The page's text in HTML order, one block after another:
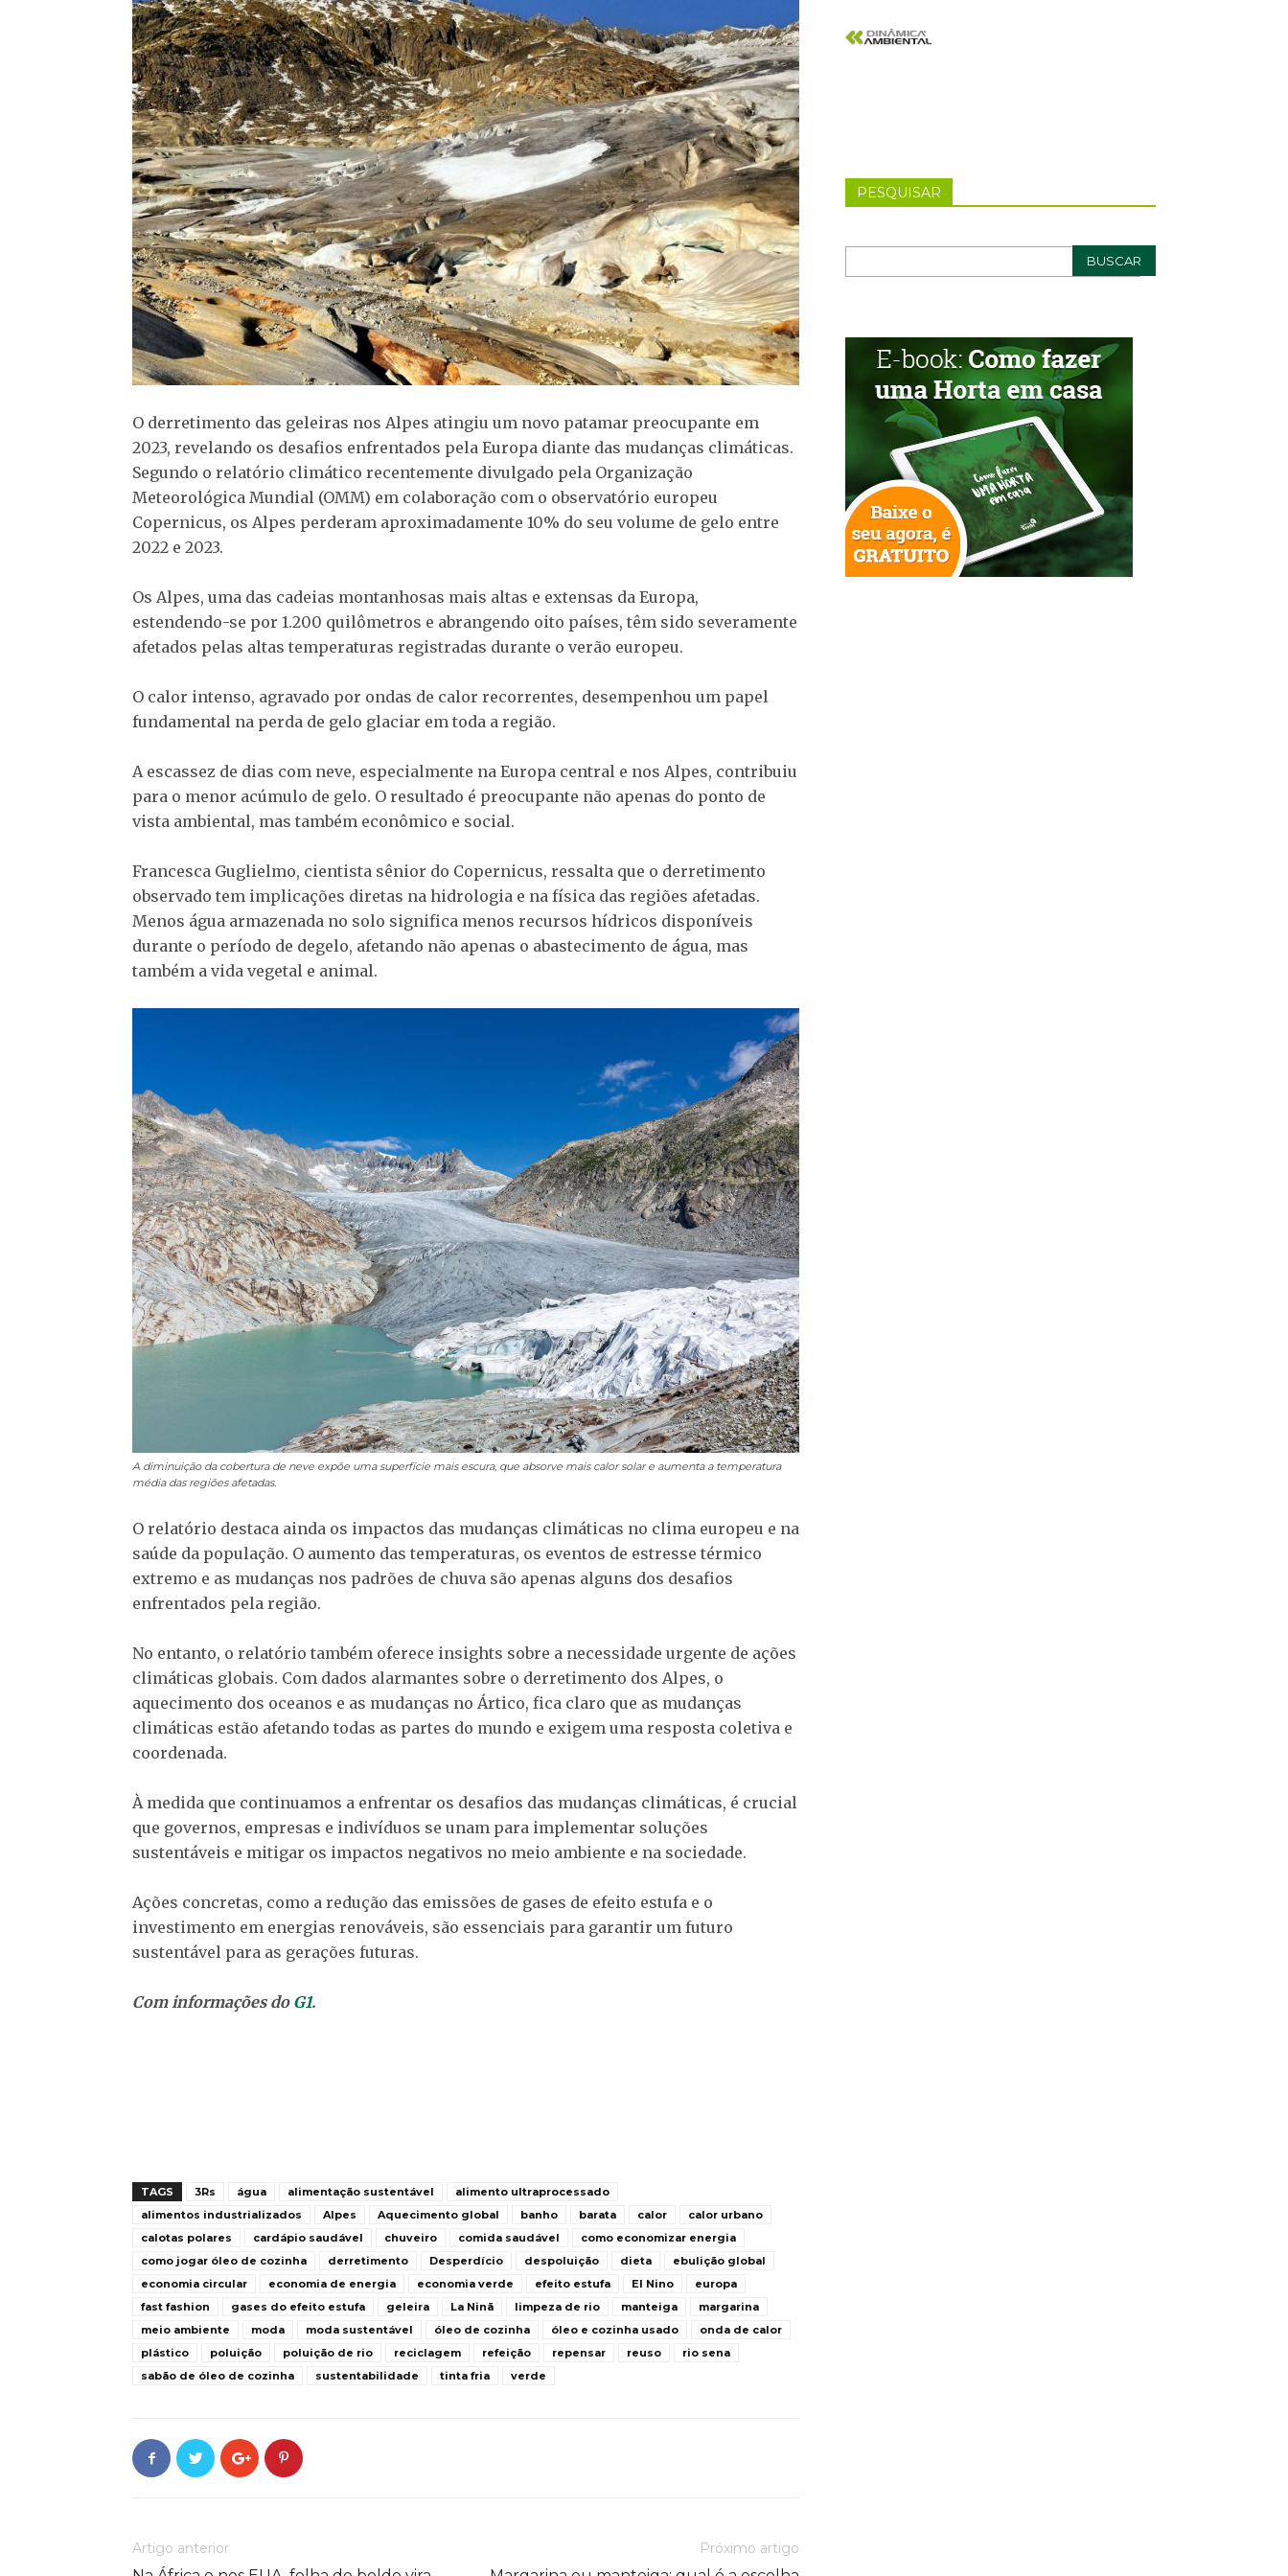
O derretimento das geleiras nos Alpes atingiu um novo patamar preocupante em
2023, revelando os desafios enfrentados pela Europa diante das mudanças climáticas.
Segundo o relatório climático recentemente divulgado pela Organização
Meteorológica Mundial (OMM) em colaboração com o observatório europeu
Copernicus, os Alpes perderam aproximadamente 10% do seu volume de gelo entre
2022 e 2023.
Os Alpes, uma das cadeias montanhosas mais altas e extensas da Europa,
estendendo-se por 1.200 quilômetros e abrangendo oito países, têm sido severamente
afetados pelas altas temperaturas registradas durante o verão europeu.
O calor intenso, agravado por ondas de calor recorrentes, desempenhou um papel
fundamental na perda de gelo glaciar em toda a região.
A escassez de dias com neve, especialmente na Europa central e nos Alpes, contribuiu
para o menor acúmulo de gelo. O resultado é preocupante não apenas do ponto de
vista ambiental, mas também econômico e social.
Francesca Guglielmo, cientista sênior do Copernicus, ressalta que o derretimento
observado tem implicações diretas na hidrologia e na física das regiões afetadas.
Menos água armazenada no solo significa menos recursos hídricos disponíveis
durante o período de degelo, afetando não apenas o abastecimento de água, mas
também a vida vegetal e animal.
A diminuição da cobertura de neve expõe uma superfície mais escura, que absorve mais calor solar e aumenta a temperatura
média das regiões afetadas.
O relatório destaca ainda os impactos das mudanças climáticas no clima europeu e na
saúde da população. O aumento das temperaturas, os eventos de estresse térmico
extremo e as mudanças nos padrões de chuva são apenas alguns dos desafios
enfrentados pela região.
No entanto, o relatório também oferece insights sobre a necessidade urgente de ações
climáticas globais. Com dados alarmantes sobre o derretimento dos Alpes, o
aquecimento dos oceanos e as mudanças no Ártico, fica claro que as mudanças
climáticas estão afetando todas as partes do mundo e exigem uma resposta coletiva e
coordenada.
À medida que continuamos a enfrentar os desafios das mudanças climáticas, é crucial
que governos, empresas e indivíduos se unam para implementar soluções
sustentáveis e mitigar os impactos negativos no meio ambiente e na sociedade.
Ações concretas, como a redução das emissões de gases de efeito estufa e o
investimento em energias renováveis, são essenciais para garantir um futuro
sustentável para as gerações futuras.
Com informações do G1.
TAGS 3Rs água alimentação sustentável
alimento ultraprocessado
alimentos industrializados
Alpes Aquecimento global banho barata calor
calor urbano
calotas polares
cardápio saudável chuveiro comida saudável
como economizar energia
como jogar óleo de cozinha
derretimento Desperdício despoluição dieta
ebulição global
economia circular
economia de energia economia verde efeito estufa El Nino
europa
fast fashion
gases do efeito estufa geleira La Ninã limpeza de rio manteiga
margarina
meio ambiente
moda moda sustentável óleo de cozinha óleo e cozinha usado
onda de calor
plástico
poluição poluição de rio reciclagem refeição repensar reuso
rio sena
sabão de óleo de cozinha
sustentabilidade tinta fria verde
Artigo anterior Próximo artigo
PESQUISAR